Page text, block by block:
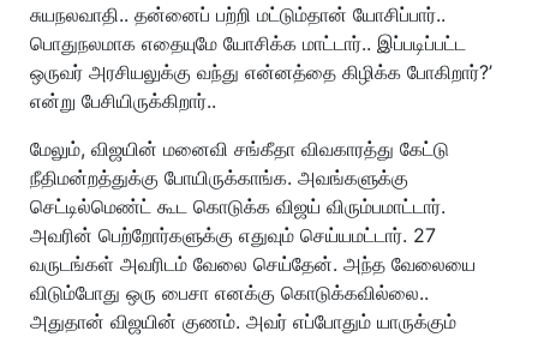
சுயநலவாதி.. தன்னைப் பற்றி மட்டும்தான் யோசிப்பார்..
பொதுநலமாக எதையுமே யோசிக்க மாட்டார்.. இப்படிப்பட்ட
ஒருவர் அரசியலுக்கு வந்து என்னத்தை கிழிக்க போகிறார்?’
என்று பேசியிருக்கிறார்..
மேலும், விஜயின் மனைவி சங்கீதா விவகாரத்து கேட்டு
நீதிமன்றத்துக்கு போயிருக்காங்க. அவங்களுக்கு
செட்டில்மெண்ட் கூட கொடுக்க விஜய் விரும்பமாட்டார்.
அவரின் பெற்றோர்களுக்கு எதுவும் செய்யமட்டார். 27
வருடங்கள் அவரிடம் வேலை செய்தேன். அந்த வேலையை
விடும்போது ஒரு பைசா எனக்கு கொடுக்கவில்லை..
அதுதான் விஜயின் குணம். அவர் எப்போதும் யாருக்கும்